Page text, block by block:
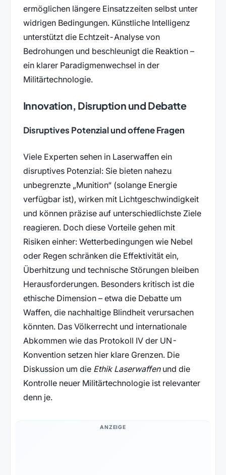
ermöglichen längere Einsatzzeiten selbst unter
widrigen Bedingungen. Künstliche Intelligenz
unterstützt die Echtzeit-Analyse von
Bedrohungen und beschleunigt die Reaktion –
ein klarer Paradigmenwechsel in der
Militärtechnologie.
Innovation, Disruption und Debatte
Disruptives Potenzial und offene Fragen
Viele Experten sehen in Laserwaffen ein
disruptives Potenzial: Sie bieten nahezu
unbegrenzte „Munition“ (solange Energie
verfügbar ist), wirken mit Lichtgeschwindigkeit
und können präzise auf unterschiedlichste Ziele
reagieren. Doch diese Vorteile gehen mit
Risiken einher: Wetterbedingungen wie Nebel
oder Regen schränken die Effektivität ein,
Überhitzung und technische Störungen bleiben
Herausforderungen. Besonders kritisch ist die
ethische Dimension – etwa die Debatte um
Waffen, die nachhaltige Blindheit verursachen
könnten. Das Völkerrecht und internationale
Abkommen wie das Protokoll IV der UN-
Konvention setzen hier klare Grenzen. Die
Diskussion um die Ethik Laserwaffenund die
Kontrolle neuer Militärtechnologie ist relevanter
denn je.
ANZEIGE